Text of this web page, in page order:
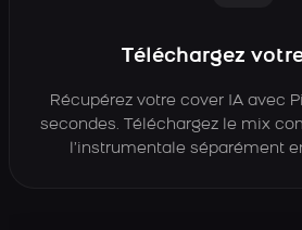
Téléchargez
Récupérez votre cover IA avec
secondes. Téléchargez le mix
l’instrumentale séparément